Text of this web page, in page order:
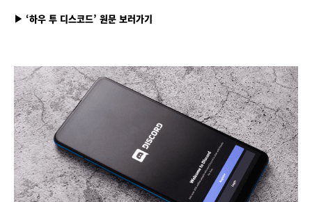
▶ ‘하우 투 디스코드’ 원문 보러가기